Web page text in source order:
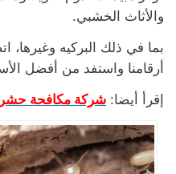
والأثاث الخشبي.
بما في ذلك البركيه وغيرها،
أرقامنا واستفد من أفضل
إقرأ أيضا: شركة مكافحة